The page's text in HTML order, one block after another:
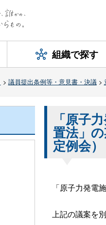
組織で探す
> 議員提出条例等・意見書・決議 >
「原子
置法」
定例会）
「原子力発電
上記の議案を